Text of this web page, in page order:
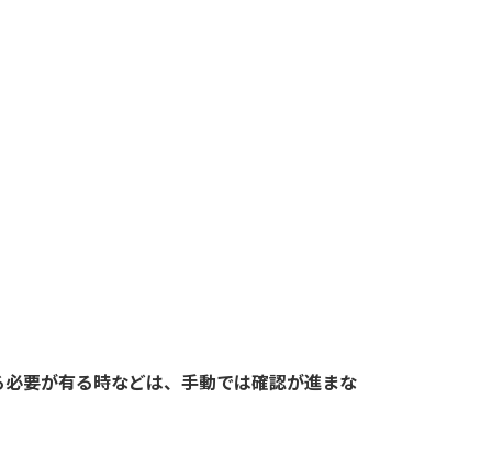
要が有る時などは、手動では確認が進まな